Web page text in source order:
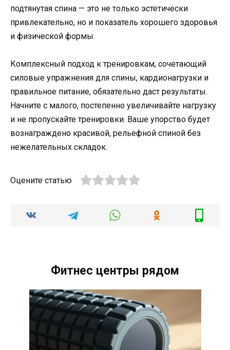
подтянутая спина — это не только эстетически
привлекательно, но и показатель хорошего здоровья
и физической формы.
Комплексный подход к тренировкам, сочетающий
силовые упражнения для спины, кардионагрузки и
правильное питание, обязательно даст результаты.
Начните с малого, постепенно увеличивайте нагрузку
и не пропускайте тренировки. Ваше упорство будет
вознаграждено красивой, рельефной спиной без
нежелательных складок.
Оцените статью
Фитнес центры рядом